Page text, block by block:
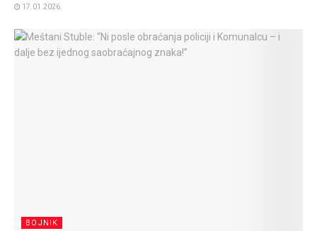
17.01.2026.
BOJNIK